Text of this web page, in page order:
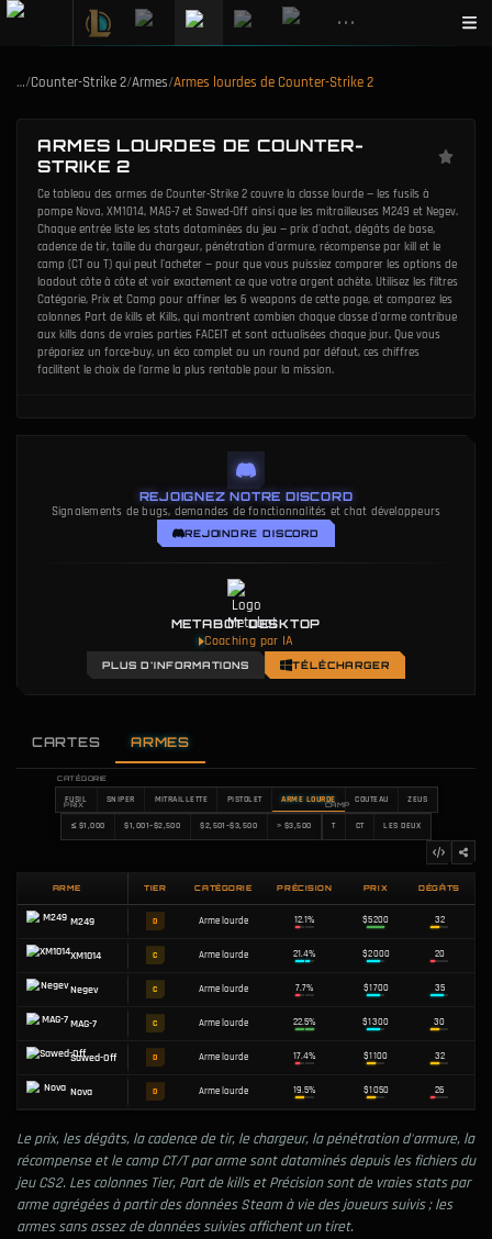
•••
…/Counter-Strike 2/Armes/Armes lourdes de Counter-Strike 2
ARMES LOURDES DE COUNTER-
STRIKE 2
Ce tableau des armes de Counter-Strike 2 couvre la classe lourde — les fusils à
pompe Nova, XM1014, MAG-7 et Sawed-Off ainsi que les mitrailleuses M249 et Negev.
Chaque entrée liste les stats dataminées du jeu — prix d'achat, dégâts de base,
cadence de tir, taille du chargeur, pénétration d'armure, récompense par kill et le
camp (CT ou T) qui peut l'acheter — pour que vous puissiez comparer les options de
loadout côte à côte et voir exactement ce que votre argent achète. Utilisez les filtres
Catégorie, Prix et Camp pour affiner les 6 weapons de cette page, et comparez les
colonnes Part de kills et Kills, qui montrent combien chaque classe d'arme contribue
aux kills dans de vraies parties FACEIT et sont actualisées chaque jour. Que vous
prépariez un force-buy, un éco complet ou un round par défaut, ces chiffres
facilitent le choix de l'arme la plus rentable pour la mission.
REJOIGNEZ NOTRE DISCORD
Signalements de bugs, demandes de fonctionnalités et chat développeurs
REJOINDRE DISCORD
METABOT DESKTOP
Coaching par IA
PLUS D'INFORMATIONS TÉLÉCHARGER
CARTES ARMES
CATÉGORIE
FUSIL SNIPER MITRAILLETTE PISTOLET ARME LOURDE
≤ $1,000 $1,001–$2,500 $2,501–$3,500 > $3,500
Le prix, les dégâts, la cadence de tir, le chargeur, la pénétration d'armure, la
récompense et le camp CT/T par arme sont dataminés depuis les fichiers du
jeu CS2. Les colonnes Tier, Part de kills et Précision sont de vraies stats par
arme agrégées à partir des données Steam à vie des joueurs suivis ; les
armes sans assez de données suivies affichent un tiret.